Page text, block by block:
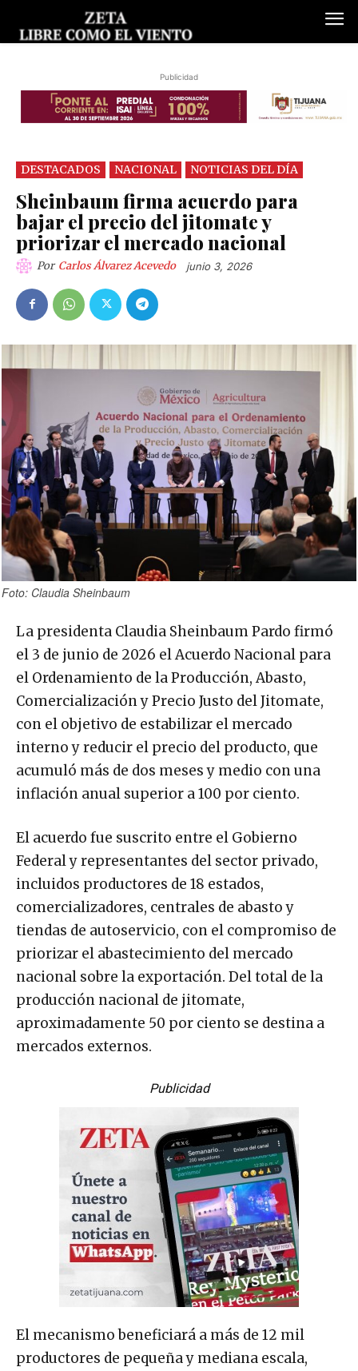
Publicidad
DESTACADOS NACIONAL NOTICIAS DEL DÍA
Sheinbaum firma acuerdo para
bajar el precio del jitomate y
priorizar el mercado nacional
Por Carlos Álvarez Acevedo junio 3, 2026
Foto: Claudia Sheinbaum
La presidenta Claudia Sheinbaum Pardo firmó
el 3 de junio de 2026 el Acuerdo Nacional para
el Ordenamiento de la Producción, Abasto,
Comercialización y Precio Justo del Jitomate,
con el objetivo de estabilizar el mercado
interno y reducir el precio del producto, que
acumuló más de dos meses y medio con una
inflación anual superior a 100 por ciento.
El acuerdo fue suscrito entre el Gobierno
Federal y representantes del sector privado,
incluidos productores de 18 estados,
comercializadores, centrales de abasto y
tiendas de autoservicio, con el compromiso de
priorizar el abastecimiento del mercado
nacional sobre la exportación. Del total de la
producción nacional de jitomate,
aproximadamente 50 por ciento se destina a
mercados externos.
Publicidad
El mecanismo beneficiará a más de 12 mil
productores de pequeña y mediana escala,